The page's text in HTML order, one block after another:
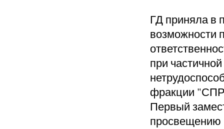
ГД приняла в
возможности
при
фракции
Первый
просвещению